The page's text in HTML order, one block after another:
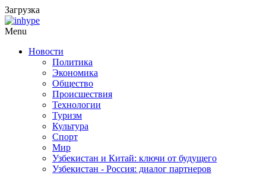
Загрузка
Menu
Новости
Политика
Экономика
Общество
Происшествия
Технологии
Туризм
Культура
Спорт
Мир
Узбекистан и Китай: ключи от будущего
Узбекистан - Россия: диалог партнеров